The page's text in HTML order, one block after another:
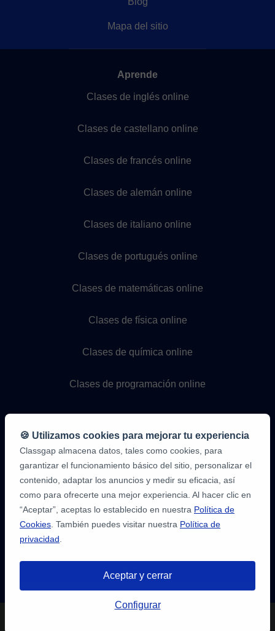
min. para encontrar profesor.
Mapa del sitio
Aprende
Clases de inglés online
Clases de castellano online
Clases de francés online
Clases de alemán online
Clases de italiano online
Clases de portugués online
Clases de matemáticas online
Clases de física online
Clases de química online
Clases de programación online
9,6/10
1.339.284
opiniones
verificadas.com
🍪 Utilizamos cookies para mejorar tu experiencia
Classgap almacena datos, tales como cookies, para
garantizar el funcionamiento básico del sitio, personalizar el
contenido, adaptar los anuncios y medir su eficacia, así
como para ofrecerte una mejor experiencia. Al hacer clic en
“Aceptar”, aceptas lo establecido en nuestra Política de
Cookies . También puedes visitar nuestra Política de
privacidad
Aceptar y cerrar
Configurar